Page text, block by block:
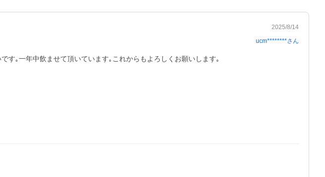
2025/8/14
ucm********さん
す｡一年中飲ませて頂いています｡これからもよろしくお願いします｡